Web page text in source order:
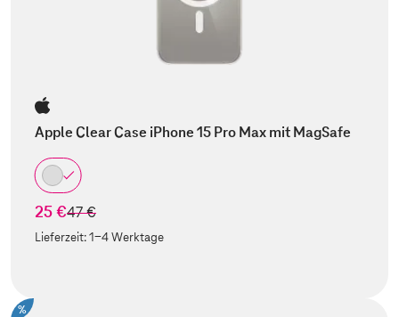
Apple Clear Case iPhone 15 Pro Max mit MagSafe
25 €statt
47 €
Lieferzeit:1-4 Werktage
%